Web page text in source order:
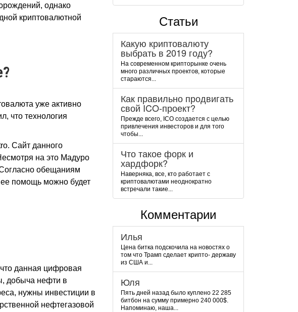
однако
криптовалютной
уже активно
что технология
Сайт данного
на это Мадуро
обещаниям
помощь можно будет
данная цифровая
добыча нефти в
нужны инвестиции в
нефтегазовой
Статьи
Какую криптовалюту
выбрать в 2019 году?
На современном крипторынке очень
много различных проектов, которые
стараются...
Как правильно продвигать
свой ICO-проект?
Прежде всего, ICO создается с целью
привлечения инвесторов и для того
чтобы...
Что такое форк и
хардфорк?
Наверняка, все, кто работает с
криптовалютами неоднократно
встречали такие...
Комментарии
Илья
Цена битка подскочила на новостях о
том что Трамп сделает крипто- державу
из США и...
Юля
Пять дней назад было куплено 22 285
битбон на сумму примерно 240 000$.
Напоминаю, наша...